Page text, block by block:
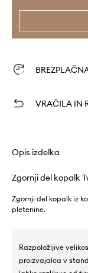
VRAČILA IN
Opis izdelka
Zgornji del kopalk
Zgornji del kopalk iz
pletenine.
Razpoložljive
proizvajalca v